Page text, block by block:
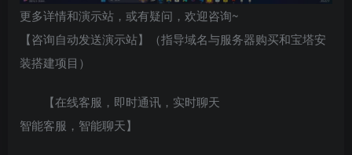
更多详情和演示站，或有疑问，欢迎咨询~
【咨询自动发送演示站】（指导域名与服务器购买和宝塔安
装搭建项目）
【在线客服，即时通讯，实时聊天
智能客服，智能聊天】